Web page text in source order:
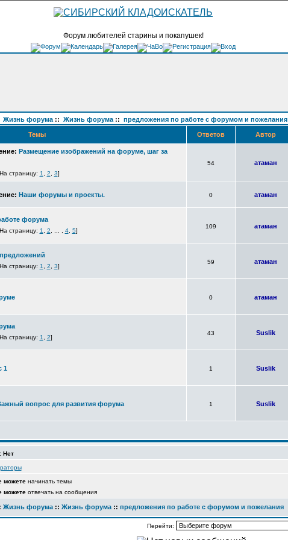
Форум любителей старины и покапушек!
Жизнь форума:: Жизнь форума:: предложения по работе с форумом и пожелания
Темы Ответов Автор
Размещение изображений на форуме, шаг за
страницу: 1 2 3]
54 атаман
Наши форумы и проекты. 0 атаман
форума
страницу: 1 2 4, 5]
109 атаман
страницу: 1 2 3]
59 атаман
0 атаман
страницу: 1 2]
43 Suslik
1 1 Suslik
вопрос для развития форума 1 Suslik
Нет
можетеначинать темы
можетеотвечать на сообщения
Жизнь форума:: Жизнь форума:: предложения по работе с форумом и пожелания
Перейти: